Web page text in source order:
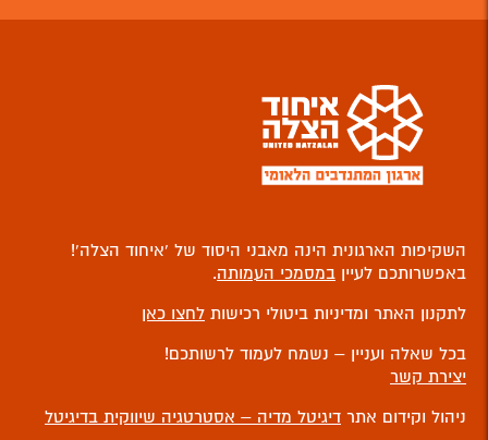
השקיפות הארגונית הינה מאבני היסוד של ‘איחוד הצלה’!
באפשרותכם לעיין במסמכי העמותה.
לתקנון האתר ומדיניות ביטולי רכישות לחצו כאן
בכל שאלה ועניין – נשמח לעמוד לרשותכם!
יצירת קשר
ניהול וקידום אתר דיגיטל מדיה – אסטרטגיה שיווקית בדיגיטל